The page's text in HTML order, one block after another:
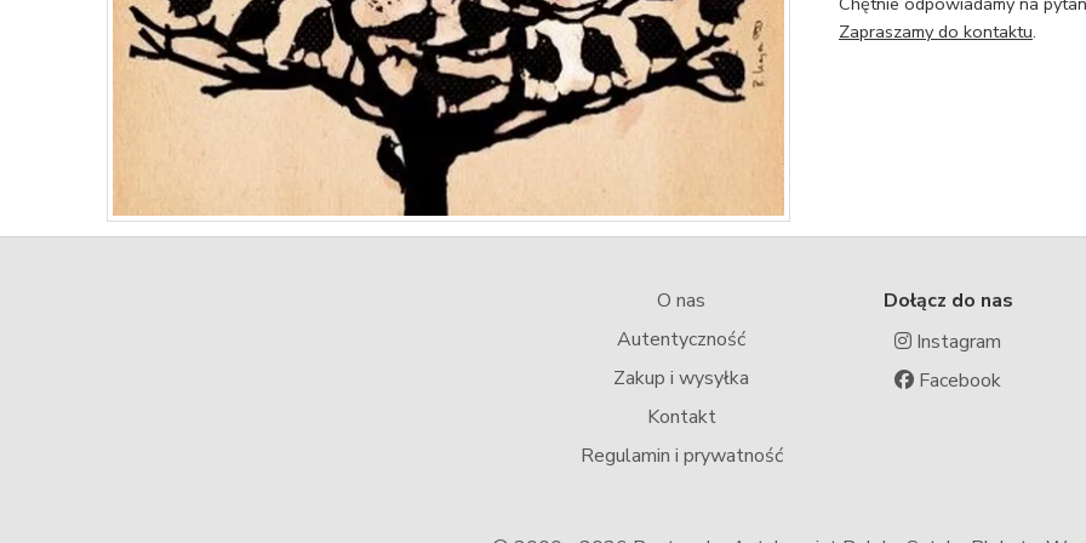
Zapraszamy do kontaktu.
O nas
Autentyczność
Zakup i wysyłka
Kontakt
Regulamin i prywatność
Dołącz do nas
Instagram
Facebook